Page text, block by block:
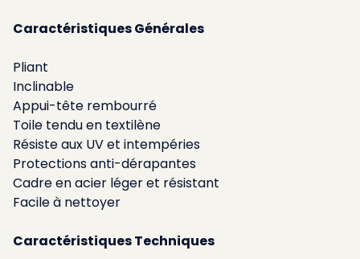
Caractéristiques Générales
Pliant
Inclinable
Appui-tête rembourré
Toile tendu en textilène
Résiste aux UV et intempéries
Protections anti-dérapantes
Cadre en acier léger et résistant
Facile à nettoyer
Caractéristiques Techniques